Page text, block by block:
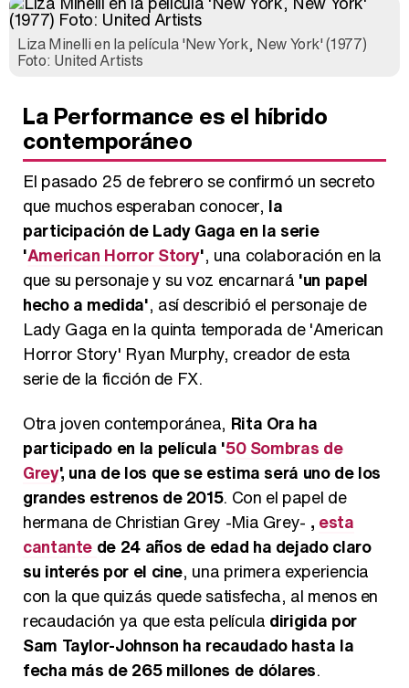
Liza Minelli en la película 'New York, New York' (1977)
Foto: United Artists
La Performance es el híbrido
contemporáneo
El pasado 25 de febrero se confirmó un secreto
que muchos esperaban conocer, la
participación de Lady Gaga en la serie
'American Horror Story', una colaboración en la
que su personaje y su voz encarnará 'un papel
hecho a medida', así describió el personaje de
Lady Gaga en la quinta temporada de 'American
Horror Story' Ryan Murphy, creador de esta
serie de la ficción de FX.
Otra joven contemporánea, Rita Ora ha
participado en la película '50 Sombras de
Grey', una de los que se estima será uno de los
grandes estrenos de 2015. Con el papel de
hermana de Christian Grey -Mia Grey- , esta
cantante de 24 años de edad ha dejado claro
su interés por el cine, una primera experiencia
con la que quizás quede satisfecha, al menos en
recaudación ya que esta película dirigida por
Sam Taylor-Johnson ha recaudado hasta la
fecha más de 265 millones de dólares.